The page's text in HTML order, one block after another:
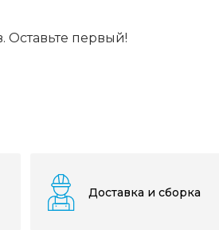
Оставьте первый!
Доставка и сборка